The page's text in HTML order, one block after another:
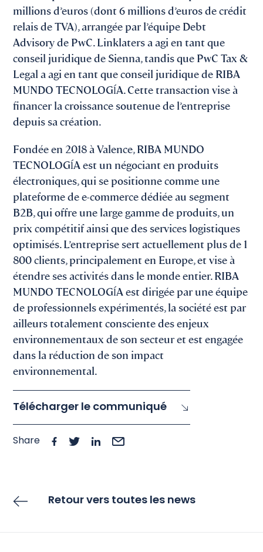
millions d’euros (dont 6 millions d’euros de crédit
relais de TVA), arrangée par l’équipe Debt
Advisory de PwC. Linklaters a agi en tant que
conseil juridique de Sienna, tandis que PwC Tax &
Legal a agi en tant que conseil juridique de RIBA
MUNDO TECNOLOGĺA. Cette transaction vise à
financer la croissance soutenue de l’entreprise
depuis sa création.
Fondée en 2018 à Valence, RIBA MUNDO
TECNOLOGĺA est un négociant en produits
électroniques, qui se positionne comme une
plateforme de e-commerce dédiée au segment
B2B, qui offre une large gamme de produits, un
prix compétitif ainsi que des services logistiques
optimisés. L’entreprise sert actuellement plus de 1
800 clients, principalement en Europe, et vise à
étendre ses activités dans le monde entier. RIBA
MUNDO TECNOLOGĺA est dirigée par une équipe
de professionnels expérimentés, la société est par
ailleurs totalement consciente des enjeux
environnementaux de son secteur et est engagée
dans la réduction de son impact
environnemental.
Télécharger le communiqué
Share
Retour vers toutes les news